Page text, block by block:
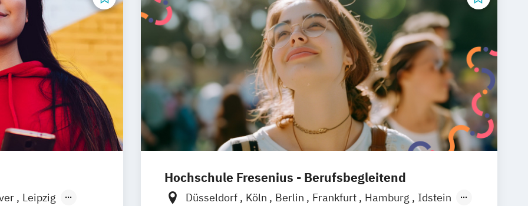
Leipzig
Hochschule Fresenius - Berufsbegleitend
Düsseldorf Köln Berlin Frankfurt Hamburg
Idstein